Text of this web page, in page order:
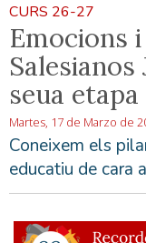
CURS 26-27
Emocions
seua
Martes, 17 de Marzo de
Coneixem els
educatiu de cara